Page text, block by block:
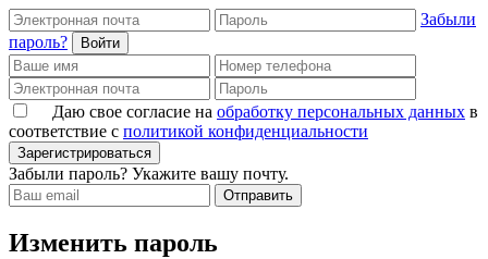
Забыли
пароль?
Войти
Даю свое согласие на обработку персональных данных в
соответствие с политикой конфиденциальности
Зарегистрироваться
Забыли пароль? Укажите вашу почту.
Отправить
Изменить пароль